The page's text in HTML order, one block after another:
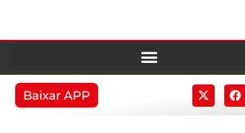
Baixar APP